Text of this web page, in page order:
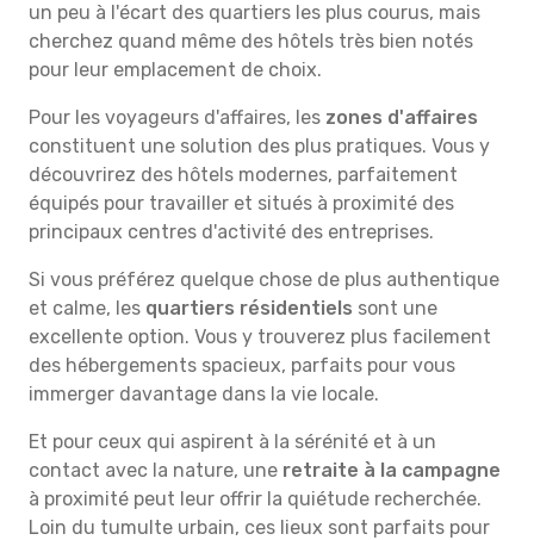
un peu à l'écart des quartiers les plus courus, mais
cherchez quand même des hôtels très bien notés
pour leur emplacement de choix.
Pour les voyageurs d'affaires, les zones d'affaires
constituent une solution des plus pratiques. Vous y
découvrirez des hôtels modernes, parfaitement
équipés pour travailler et situés à proximité des
principaux centres d'activité des entreprises.
Si vous préférez quelque chose de plus authentique
et calme, les quartiers résidentiels sont une
excellente option. Vous y trouverez plus facilement
des hébergements spacieux, parfaits pour vous
immerger davantage dans la vie locale.
Et pour ceux qui aspirent à la sérénité et à un
contact avec la nature, une retraite à la campagne
à proximité peut leur offrir la quiétude recherchée.
Loin du tumulte urbain, ces lieux sont parfaits pour